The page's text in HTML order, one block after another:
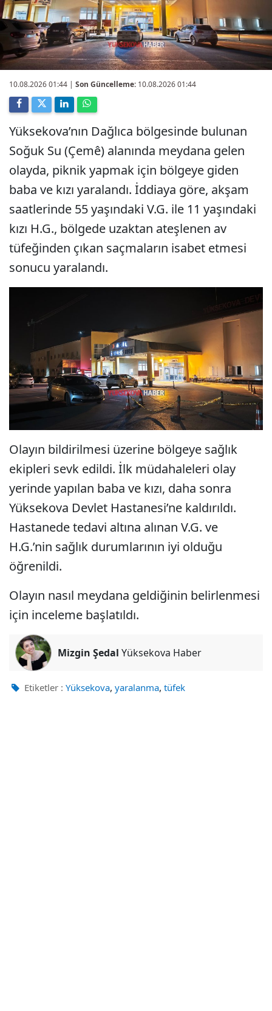
10.08.2026 01:44 | Son Güncelleme: 10.08.2026 01:44
Yüksekova’nın Dağlıca bölgesinde bulunan
Soğuk Su (Çemê) alanında meydana gelen
olayda, piknik yapmak için bölgeye giden
baba ve kızı yaralandı. İddiaya göre, akşam
saatlerinde 55 yaşındaki V.G. ile 11 yaşındaki
kızı H.G., bölgede uzaktan ateşlenen av
tüfeğinden çıkan saçmaların isabet etmesi
sonucu yaralandı.
Olayın bildirilmesi üzerine bölgeye sağlık
ekipleri sevk edildi. İlk müdahaleleri olay
yerinde yapılan baba ve kızı, daha sonra
Yüksekova Devlet Hastanesi’ne kaldırıldı.
Hastanede tedavi altına alınan V.G. ve
H.G.’nin sağlık durumlarının iyi olduğu
öğrenildi.
Olayın nasıl meydana geldiğinin belirlenmesi
için inceleme başlatıldı.
Mizgin Şedal Yüksekova Haber
Etiketler : Yüksekova, yaralanma, tüfek